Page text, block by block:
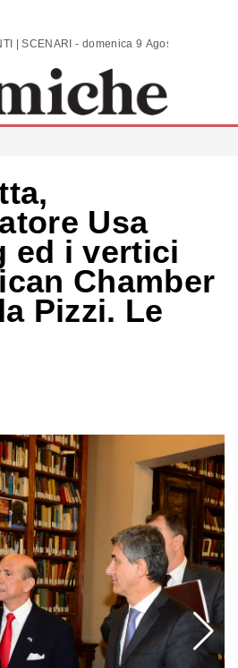
ANALISI | COMMENTI | SCENARI - domenica 9 Agosto 2026
Usa
ed i vertici
Chamber
Pizzi. Le